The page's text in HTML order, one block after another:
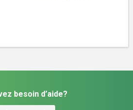
besoin d’aide?